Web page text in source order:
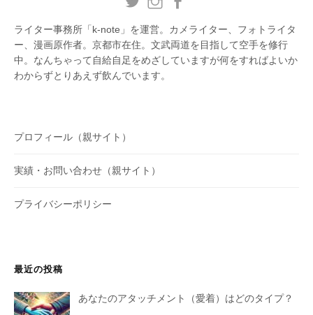
ライター事務所「k-note」を運営。カメライター、フォトライタ
ー、漫画原作者。京都市在住。文武両道を目指して空手を修行
中。なんちゃって自給自足をめざしていますが何をすればよいか
わからずとりあえず飲んでいます。
プロフィール（親サイト）
実績・お問い合わせ（親サイト）
プライバシーポリシー
最近の投稿
あなたのアタッチメント（愛着）はどのタイプ？